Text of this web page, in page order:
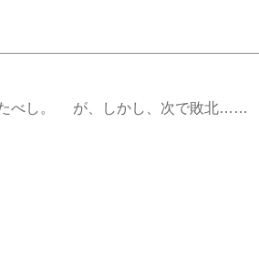
たべし。 が、しかし、次で敗北